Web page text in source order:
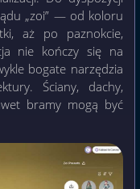
„zoi” — od koloru
aż po paznokcie,
nie kończy się na
bogate narzędzia
Ściany, dachy,
bramy mogą być